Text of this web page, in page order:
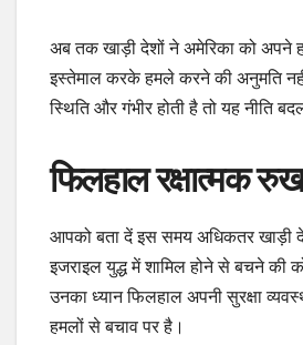
अब तक खाड़ी देशों ने अमेरिका को अपने
इस्तेमाल करके हमले करने की अनुमति
स्थिति और गंभीर होती है तो यह नीति
फिलहाल रक्षात्मक रुख
आपको बता दें इस समय अधिकतर खाड़ी
इजराइल युद्ध में शामिल होने से बचने की
उनका ध्यान फिलहाल अपनी सुरक्षा
हमलों से बचाव पर है।